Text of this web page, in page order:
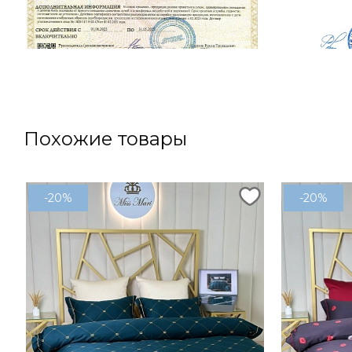
Похожие товары
-20% -20%